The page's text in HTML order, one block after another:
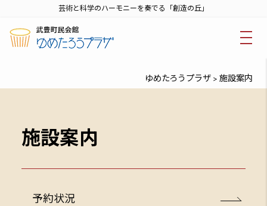
芸術と科学のハーモニーを奏でる「創造の丘」
ゆめたろうプラザ > 施設案内
施設案内
予約状況